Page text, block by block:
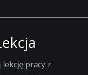
lekcję pracy z